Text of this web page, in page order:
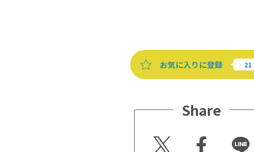
お気に入りに登録
Share
Twitt
er
Faceb
ook
Line